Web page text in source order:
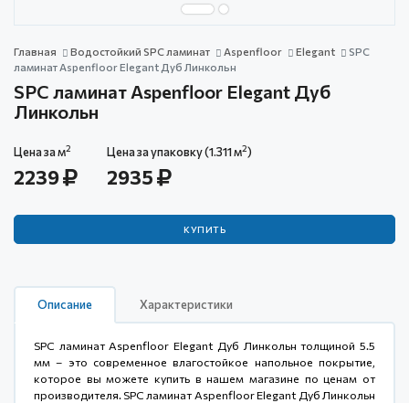
Главная
Водостойкий SPC ламинат Aspenfloor Elegant
SPC
ламинат Aspenfloor Elegant Дуб Линкольн
SPC ламинат Aspenfloor Elegant Дуб
Линкольн
Цена за м2
2239
Цена за упаковку (1.311 м2)
2935
КУПИТЬ
Описание Характеристики
SPC ламинат Aspenfloor Elegant Дуб Линкольн толщиной 5.5
мм – это современное влагостойкое напольное покрытие,
которое вы можете купить в нашем магазине по ценам от
производителя. SPC ламинат Aspenfloor Elegant Дуб Линкольн